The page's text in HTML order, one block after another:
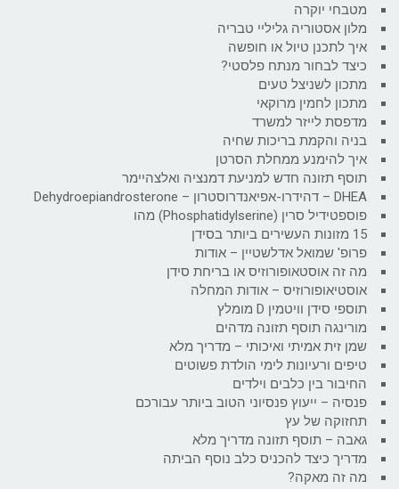
מטבחי יוקרה
מלון אסטוריה גליליי טבריה
איך לתכנן טיול או חופשה
כיצד לבחור מנתח פלסטי?
מתכון לשניצל טעים
מתכון לחמין מרוקאי
מדפסת לייזר למשרד
בניה והקמת בריכות שחיה
איך להימנע ממחלת הסרטן
תוסף תזונה חדש למניעת דמנציה ואלצהיימר
DHEA – דהידרו-אפיאנדרוסטרון – Dehydroepiandrosterone
פוספטידיל סרין (Phosphatidylserine) מהו
15 מזונות העשירים ביותר בסידן
פרופ' שמואל אדלשטיין – אודות
מה זה אוסטאופורוזיס או בריחת סידן
אוסטיאופורוזיס – אודות המחלה
תוספי סידן וויטמין D מומלץ
מורינגה תוסף תזונה מדהים
שמן זית אמיתי ואיכותי – מדריך מלא
טיפים ורעיונות לימי הולדת פשוטים
החיבור בין כלבים וילדים
פנסיה – ייעוץ פנסיוני הטוב ביותר עבורכם
תחזוקה של עץ
גאבה – תוסף תזונה מדריך מלא
מדריך כיצד להכניס כלב נוסף הביתה
מה זה מאקה?